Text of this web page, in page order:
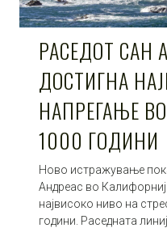
РАСЕДОТ САН
ДОСТИГНА
НАПРЕГАЊЕ
1000 ГОДИНИ
Ново истражување
Андреас во
највисоко ниво на
години. Раседната